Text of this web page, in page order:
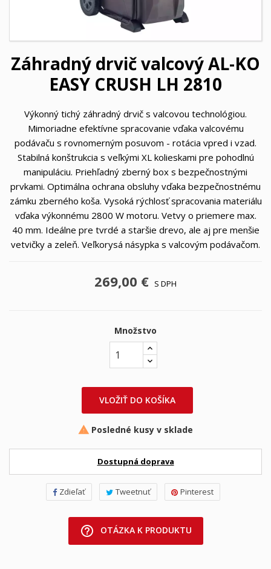
Záhradný drvič valcový AL-KO
EASY CRUSH LH 2810
Výkonný tichý záhradný drvič s valcovou technológiou.
Mimoriadne efektívne spracovanie vďaka valcovému
podávaču s rovnomerným posuvom - rotácia vpred i vzad.
Stabilná konštrukcia s veľkými XL kolieskami pre pohodlnú
manipuláciu. Priehľadný zberný box s bezpečnostnými
prvkami. Optimálna ochrana obsluhy vďaka bezpečnostnému
zámku zberného koša. Vysoká rýchlosť spracovania materiálu
vďaka výkonnému 2800 W motoru. Vetvy o priemere max.
40 mm. Ideálne pre tvrdé a staršie drevo, ale aj pre menšie
vetvičky a zeleň. Veľkorysá násypka s valcovým podávačom.
269,00 € S DPH
Množstvo
VLOŽIŤ DO KOŠÍKA
 Posledné kusy v sklade
Dostupná doprava
Zdieľať Tweetnuť Pinterest
help_outline OTÁZKA K PRODUKTU